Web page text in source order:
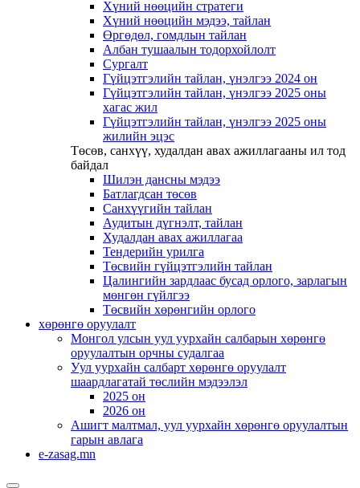
Хүний нөөцийн стратеги
Хүний нөөцийн мэдээ, тайлан
Өргөдөл, гомдлын тайлан
Албан тушаалын тодорхойлолт
Сургалт
Гүйцэтгэлийн тайлан, үнэлгээ 2024 он
Гүйцэтгэлийн тайлан, үнэлгээ 2025 оны
хагас жил
Гүйцэтгэлийн тайлан, үнэлгээ 2025 оны
жилийн эцэс
Төсөв, санхүү, худалдан авах ажиллагааны ил тод
байдал
Шилэн дансны мэдээ
Батлагдсан төсөв
Санхүүгийн тайлан
Аудитын дүгнэлт, тайлан
Худалдан авах ажиллагаа
Тендерийн урилга
Төсвийн гүйцэтгэлийн тайлан
Цалингийн зардлаас бусад орлого, зарлагын
мөнгөн гүйлгээ
Төсвийн хөрөнгийн орлого
хөрөнгө оруулалт
Монгол улсын уул уурхайн салбарын хөрөнгө
оруулалтын орчны судалгаа
Уул уурхайн салбарт хөрөнгө оруулалт
шаардлагатай төслийн мэдээлэл
2025 он
2026 он
Ашигт малтмал, уул уурхайн хөрөнгө оруулалтын
гарын авлага
e-zasag.mn